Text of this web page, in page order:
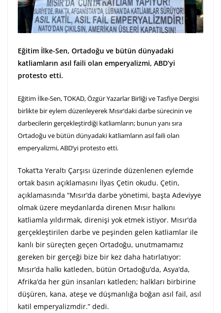
Eğitim İlke-Sen, Ortadoğu ve bütün dünyadaki
katliamların asıl faili olan emperyalizmi, ABD’yi
protesto etti.
Eğitim İlke-Sen, TOKAD, Özgür Yazarlar Birliği ve Tasfiye Dergisi
birlikte bir eylem düzenleyerek Mısır’daki darbe sürecinin ve
darbecilerin gerçekleştirdiği katliamların; bunun yanı sıra
Ortadoğu ve bütün dünyadaki katliamların asıl faili olan
emperyalizmi, ABD’yi protesto etti.
Tokat’ta Yeraltı Çarşısı üzerinde düzenlenen eylemde
ortak basın açıklamasını İlyas Çetin okudu. Çetin,
açıklamasında “Mısır’da darbe yönetimi, başta Adeviyye
olmak üzere meydanlarda direnen Mısır halkını
katliamla yıldırmak, direnişi yok etmek istiyor. Mısır’da
gerçekleştirilen darbe ve peşinden gelen katliamlar ile
kanlı bir süreçten geçen Ortadoğu, unutmamamız
gereken bir gerçeği bize bir kez daha hatırlatıyor:
Mısır’da halkı katleden, bütün Ortadoğu’da, Asya’da,
Afrika’da her gün insanları katleden; halkları birbirine
düşüren, kana, ateşe ve düşmanlığa boğan asıl fail, asıl
katil emperyalizmdir.” dedi.